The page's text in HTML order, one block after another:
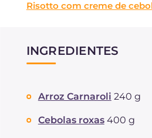
Risotto com creme de
INGREDIENTES
Arroz Carnaroli 240 g
Cebolas roxas 400 g